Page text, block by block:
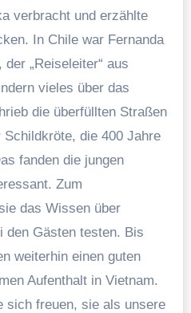
verbracht und erzählte
In Chile war Fernanda
„Reiseleiter“ aus
vieles über das
die überfüllten Straßen
die 400 Jahre
fanden die jungen
Zum
das Wissen über
den Gästen testen. Bis
weiterhin einen guten
Aufenthalt in Vietnam.
sich freuen, sie als unsere